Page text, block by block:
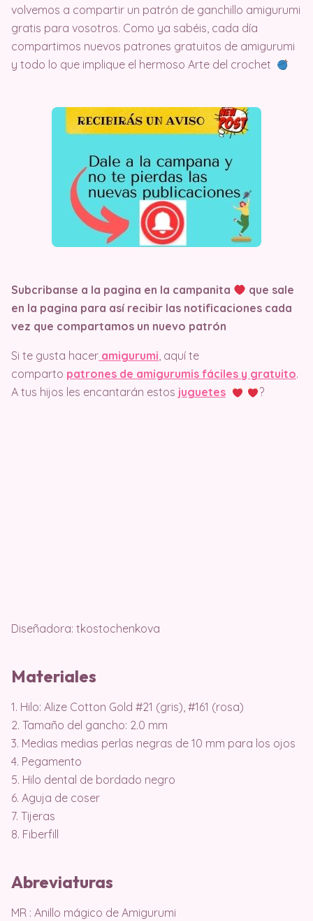
volvemos a compartir un patrón de ganchillo amigurumi
gratis para vosotros. Como ya sabéis, cada día
compartimos nuevos patrones gratuitos de amigurumi
y todo lo que implique el hermoso Arte del crochet
Subcribanse a la pagina en la campanita
que sale
en la pagina para así recibir las notificaciones cada
vez que compartamos un nuevo patrón
Si te gusta hacer amigurumi, aquí te
comparto patrones de amigurumis fáciles y gratuito.
A tus hijos les encantarán estos juguetes ?
Diseñadora: tkostochenkova
Materiales
1. Hilo: Alize Cotton Gold #21 (gris), #161 (rosa)
2. Tamaño del gancho: 2.0 mm
3. Medias medias perlas negras de 10 mm para los ojos
4. Pegamento
5. Hilo dental de bordado negro
6. Aguja de coser
7. Tijeras
8. Fiberfill
Abreviaturas
MR : Anillo mágico de Amigurumi